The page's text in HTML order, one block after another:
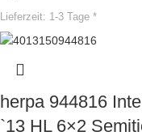
Lieferzeit: 1-3 Tage *
herpa 944816
`13 HL 6×2